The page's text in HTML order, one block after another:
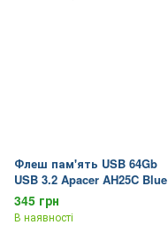
Флеш пам'ять USB 64Gb
USB 3.2 Apacer AH25C Blue
345 грн
В наявності